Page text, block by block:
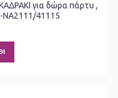
για δώρα πάρτυ ,
ΝΑ2111/41115